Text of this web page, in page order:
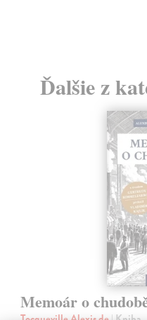
Ďalšie z
Memoár o